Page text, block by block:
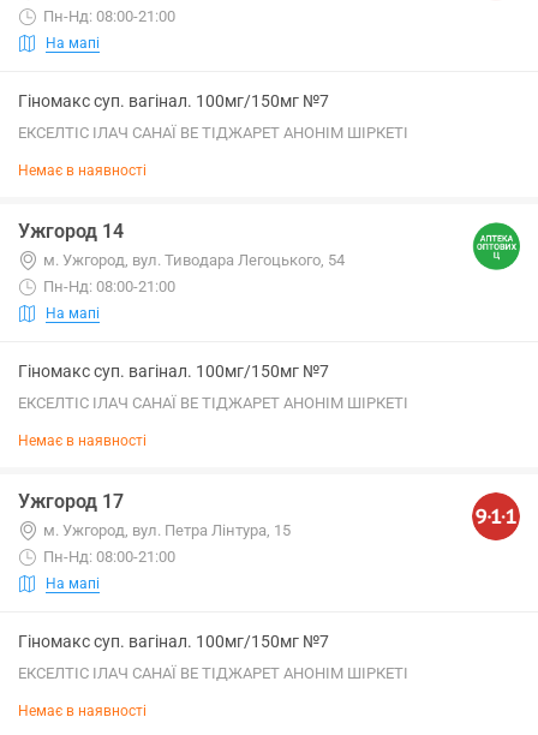
Пн-Нд: 08:00-21:00
На мапі
Гіномакс суп. вагінал. 100мг/150мг №7
ЕКСЕЛТІС ІЛАЧ САНАЇ ВЕ ТІДЖАРЕТ АНОНІМ ШІРКЕТІ
Немає в наявності
Ужгород 14
м. Ужгород, вул. Тиводара Легоцького, 54
Пн-Нд: 08:00-21:00
На мапі
Гіномакс суп. вагінал. 100мг/150мг №7
ЕКСЕЛТІС ІЛАЧ САНАЇ ВЕ ТІДЖАРЕТ АНОНІМ ШІРКЕТІ
Немає в наявності
Ужгород 17
м. Ужгород, вул. Петра Лінтура, 15
Пн-Нд: 08:00-21:00
На мапі
Гіномакс суп. вагінал. 100мг/150мг №7
ЕКСЕЛТІС ІЛАЧ САНАЇ ВЕ ТІДЖАРЕТ АНОНІМ ШІРКЕТІ
Немає в наявності